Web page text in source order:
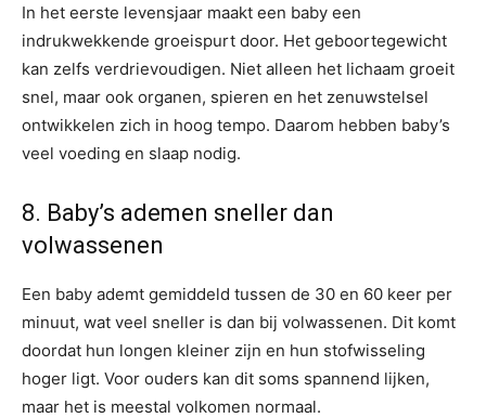
In het eerste levensjaar maakt een baby een
indrukwekkende groeispurt door. Het geboortegewicht
kan zelfs verdrievoudigen. Niet alleen het lichaam groeit
snel, maar ook organen, spieren en het zenuwstelsel
ontwikkelen zich in hoog tempo. Daarom hebben baby’s
veel voeding en slaap nodig.
8. Baby’s ademen sneller dan
volwassenen
Een baby ademt gemiddeld tussen de 30 en 60 keer per
minuut, wat veel sneller is dan bij volwassenen. Dit komt
doordat hun longen kleiner zijn en hun stofwisseling
hoger ligt. Voor ouders kan dit soms spannend lijken,
maar het is meestal volkomen normaal.